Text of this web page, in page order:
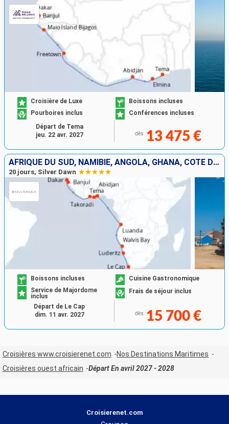
Croisière de Luxe
Boissons incluses
Pourboires inclus
Conférences incluses
dès 13 475 €
Départ de Tema
jeu. 22 avr. 2027
AFRIQUE DU SUD, NAMIBIE, ANGOLA, GHANA, CÔTE D'IVOIRE, ROYAUME-UNI, SÉNÉGAL
20 jours, Silver Dawn
Boissons incluses
Cuisine Gastronomique
Service de Majordome
inclus
Frais de séjour inclus
dès 15 700 €
Départ de Le Cap
dim. 11 avr. 2027
Croisières www.croisierenet.com
Nos Destinations Maritimes
Croisières ouest africain
Départ En avril 2027 - 2028
Croisierenet.com